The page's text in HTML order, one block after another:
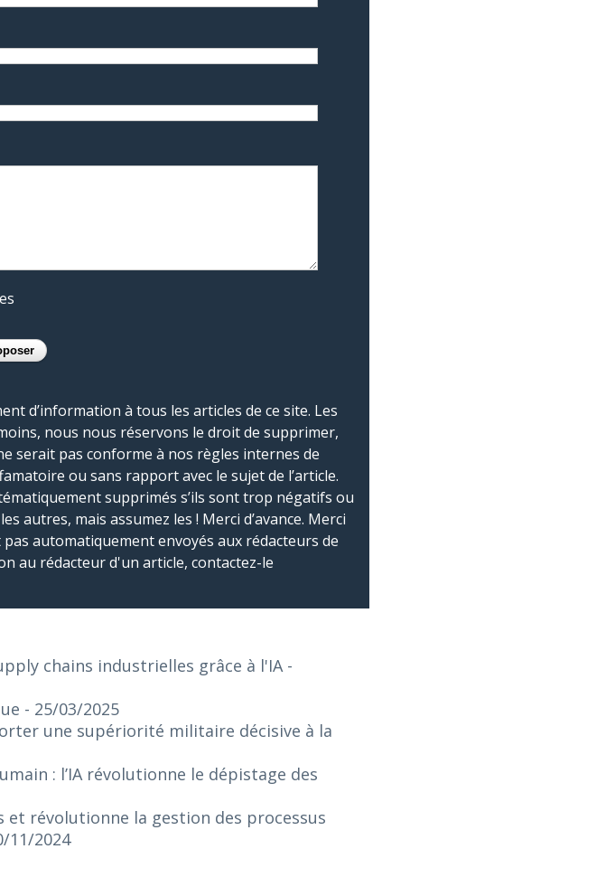
d’information à tous les articles de ce site. Les
nous nous réservons le droit de supprimer,
serait pas conforme à nos règles internes de
ou sans rapport avec le sujet de l’article.
supprimés s’ils sont trop négatifs ou
autres, mais assumez les ! Merci d’avance. Merci
automatiquement envoyés aux rédacteurs de
au rédacteur d'un article, contactez-le
chains industrielles grâce à l'IA -
- 25/03/2025
une supériorité militaire décisive à la
: l’IA révolutionne le dépistage des
et révolutionne la gestion des processus
11/2024